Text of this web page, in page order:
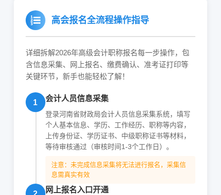
高会报名全流程操作指导
详细拆解2026年高级会计职称报名每一步操作，包
含信息采集、网上报名、缴费确认、准考证打印等
关键环节，新手也能轻松了解！
1 会计人员信息采集
登录河南省财政局会计人员信息采集系统，填写
个人基本信息、学历、工作经历、职称等内容，
上传身份证、学历证书、中级职称证书等材料，
等待审核通过（审核时间1-3个工作日）。
注意：未完成信息采集将无法进行报名，采集信
息需真实有效
网上报名入口开通